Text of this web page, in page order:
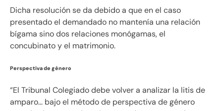
Dicha resolución se da debido a que en el caso
presentado el demandado no mantenía una relación
bígama sino dos relaciones monógamas, el
concubinato y el matrimonio.
Perspectiva de género
“El Tribunal Colegiado debe volver a analizar la litis de
amparo… bajo el método de perspectiva de género